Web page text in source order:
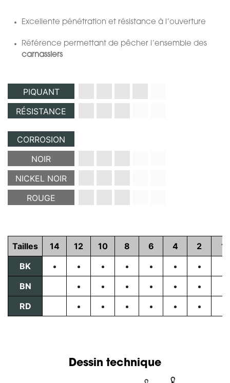
Excellente pénétration et résistance à l’ouverture
Référence permettant de pêcher l’ensemble des
carnassiers
PIQUANT
RÉSISTANCE
CORROSION
NOIR
NICKEL NOIR
ROUGE
Tailles 14 12 10 8 6 4 2
1
BK
BN
RD
Dessin technique